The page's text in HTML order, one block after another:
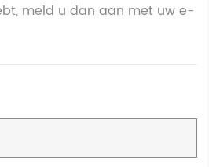
meld u dan aan met uw e-